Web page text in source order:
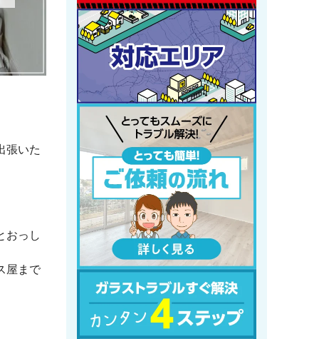
張いた
おっし
屋まで